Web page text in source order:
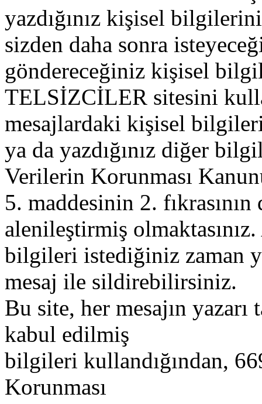
yazdığınız kişisel
sizden daha sonra
göndereceğiniz kişisel
TELSİZCİLER sitesini
mesajlardaki kişisel
ya da yazdığınız diğer
Verilerin Korunması
5. maddesinin 2.
alenileştirmiş
bilgileri istediğiniz zaman
mesaj ile sildirebilirsiniz.
Bu site, her mesajın
kabul edilmiş
bilgileri kullandığından,
Korunması